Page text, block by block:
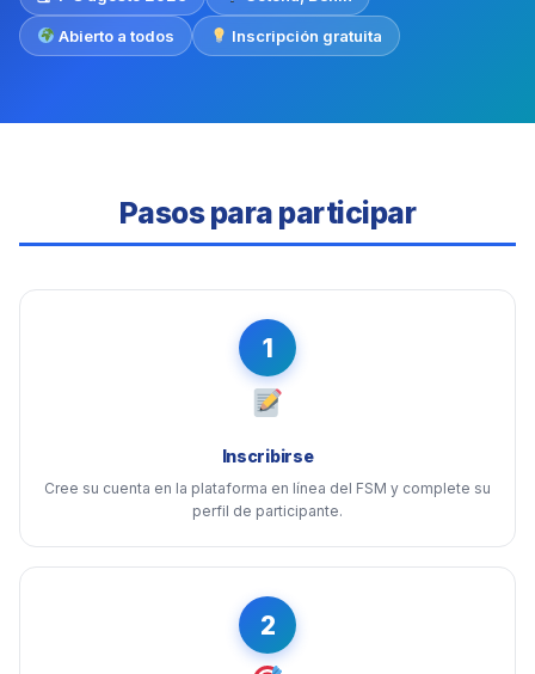
Abierto a todos Inscripción gratuita
Pasos para participar
1
Inscribirse
Cree su cuenta en la plataforma en línea del FSM y complete su
perfil de participante.
2